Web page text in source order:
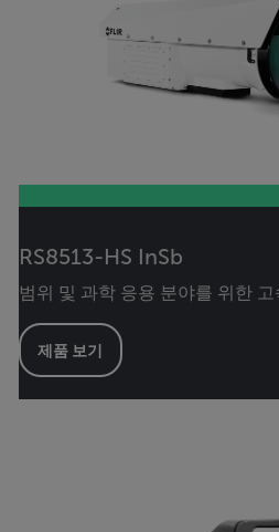
RS8513-HS InSb
범위 및 과학 응용 분야를 위한
제품 보기